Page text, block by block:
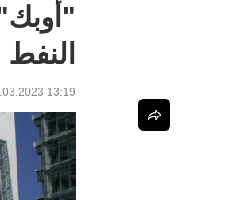
النفط بـ 2.3 مليون برميل
13:19 GMT 14.03.2023